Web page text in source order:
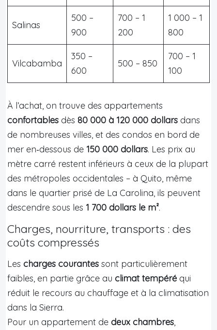
Salinas
500 –
900
700 – 1
200
1 000 – 1
800
Vilcabamba
350 –
600
500 – 850
700 – 1
100
À l’achat, on trouve des appartements
confortables dès 80 000 à 120 000 dollars dans
de nombreuses villes, et des condos en bord de
mer en‑dessous de 150 000 dollars. Les prix au
mètre carré restent inférieurs à ceux de la plupart
des métropoles occidentales – à Quito, même
dans le quartier prisé de La Carolina, ils peuvent
descendre sous les 1 700 dollars le m².
Charges, nourriture, transports : des
coûts compressés
Les charges courantes sont particulièrement
faibles, en partie grâce au climat tempéré qui
réduit le recours au chauffage et à la climatisation
dans la Sierra.
Pour un appartement de deux chambres,